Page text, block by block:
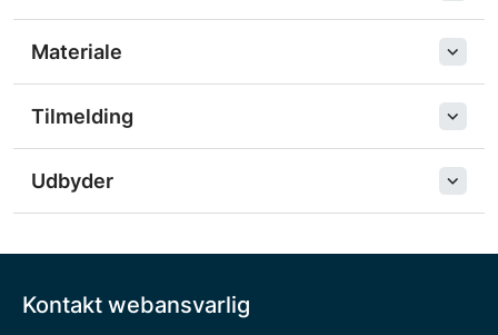
Materiale
Tilmelding
Udbyder
Kontakt webansvarlig